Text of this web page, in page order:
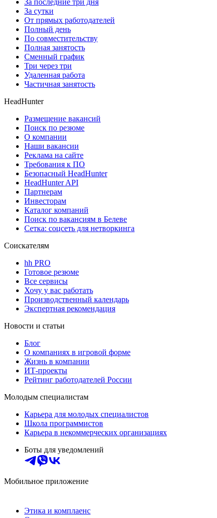
За последние три дня
За сутки
От прямых работодателей
Полный день
По совместительству
Полная занятость
Сменный график
Три через три
Удаленная работа
Частичная занятость
HeadHunter
Размещение вакансий
Поиск по резюме
О компании
Наши вакансии
Реклама на сайте
Требования к ПО
Безопасный HeadHunter
HeadHunter API
Партнерам
Инвесторам
Каталог компаний
Поиск по вакансиям в Белеве
Сетка: соцсеть для нетворкинга
Соискателям
hh PRO
Готовое резюме
Все сервисы
Хочу у вас работать
Производственный календарь
Экспертная рекомендация
Новости и статьи
Блог
О компаниях в игровой форме
Жизнь в компании
ИТ-проекты
Рейтинг работодателей России
Молодым специалистам
Карьера для молодых специалистов
Школа программистов
Карьера в некоммерческих организациях
Боты для уведомлений
Мобильное приложение
Этика и комплаенс